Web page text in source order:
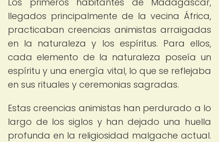
llegados principalmente de la vecina África,
practicaban creencias animistas arraigadas
en la naturaleza y los espíritus. Para ellos,
cada elemento de la naturaleza poseía un
espíritu y una energía vital, lo que se reflejaba
en sus rituales y ceremonias sagradas.
Estas creencias animistas han perdurado a lo
largo de los siglos y han dejado una huella
profunda en la religiosidad malgache actual.